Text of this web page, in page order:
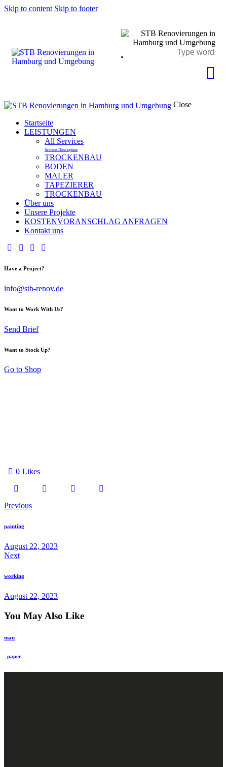
Skip to content Skip to footer
Close
Startseite
LEISTUNGEN
All Services
Service Description
TROCKENBAU
BODEN
MALER
TAPEZIERER
TROCKENBAU
Über uns
Unsere Projekte
KOSTENVORANSCHLAG ANFRAGEN
Kontakt uns
Have a Project?
info@stb-renov.de
Want to Work With Us?
Send Brief
Want to Stock Up?
Go to Shop
0 Likes
Previous
painting
August 22, 2023
Next
working
August 22, 2023
You May Also Like
man
_paper